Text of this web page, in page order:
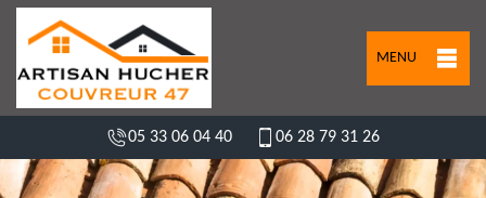
MENU
05 33 06 04 40 06 28 79 31 26